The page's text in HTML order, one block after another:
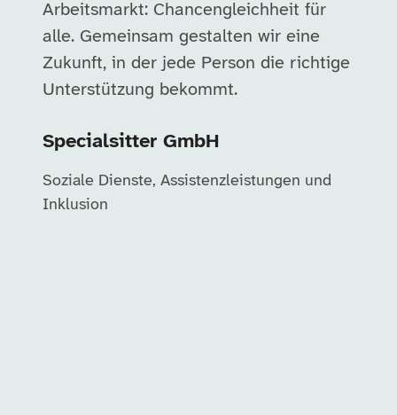
Arbeitsmarkt: Chancengleichheit für
alle. Gemeinsam gestalten wir eine
Zukunft, in der jede Person die richtige
Unterstützung bekommt.
Specialsitter GmbH
Soziale Dienste, Assistenzleistungen und
Inklusion